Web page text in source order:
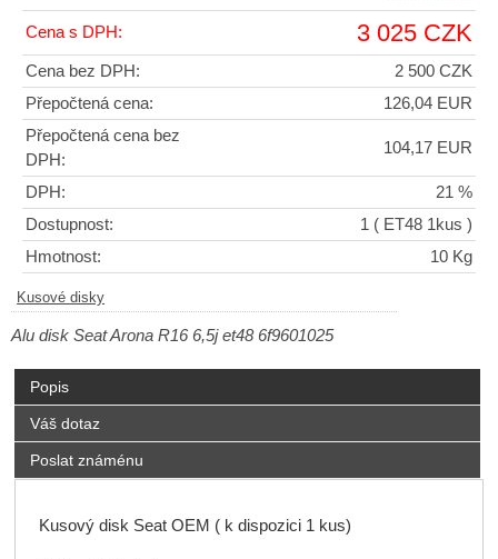
Cena s DPH: 3 025 CZK
Cena bez DPH:
2 500 CZK
Přepočtená cena:
126,04 EUR
Přepočtená cena bez
DPH:
104,17 EUR
DPH:
21 %
Dostupnost:
1 ( ET48 1kus )
Hmotnost:
10 Kg
Kusové disky
Alu disk Seat Arona R16 6,5j et48 6f9601025
Popis
Váš dotaz
Poslat známénu
Kusový disk Seat OEM ( k dispozici 1 kus)